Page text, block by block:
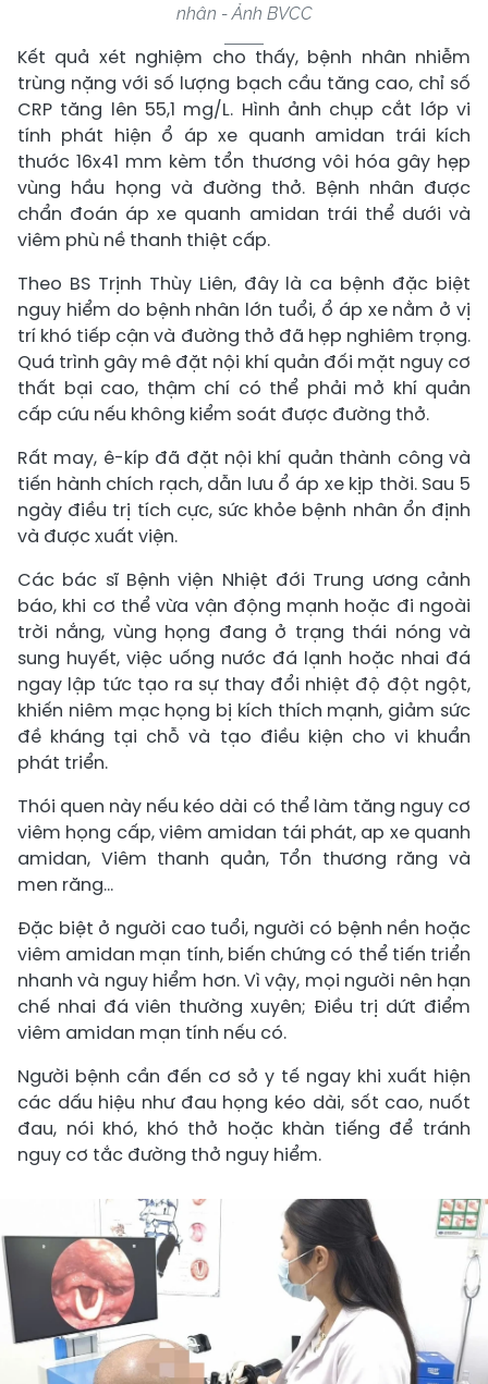
nhân - Ảnh BVCC
Kết quả xét nghiệm cho thấy, bệnh nhân nhiễm
trùng nặng với số lượng bạch cầu tăng cao, chỉ số
CRP tăng lên 55,1 mg/L. Hình ảnh chụp cắt lớp vi
tính phát hiện ổ áp xe quanh amidan trái kích
thước 16x41 mm kèm tổn thương vôi hóa gây hẹp
vùng hầu họng và đường thở. Bệnh nhân được
chẩn đoán áp xe quanh amidan trái thể dưới và
viêm phù nề thanh thiệt cấp.
Theo BS Trịnh Thùy Liên, đây là ca bệnh đặc biệt
nguy hiểm do bệnh nhân lớn tuổi, ổ áp xe nằm ở vị
trí khó tiếp cận và đường thở đã hẹp nghiêm trọng.
Quá trình gây mê đặt nội khí quản đối mặt nguy cơ
thất bại cao, thậm chí có thể phải mở khí quản
cấp cứu nếu không kiểm soát được đường thở.
Rất may, ê-kíp đã đặt nội khí quản thành công và
tiến hành chích rạch, dẫn lưu ổ áp xe kịp thời. Sau 5
ngày điều trị tích cực, sức khỏe bệnh nhân ổn định
và được xuất viện.
Các bác sĩ Bệnh viện Nhiệt đới Trung ương cảnh
báo, khi cơ thể vừa vận động mạnh hoặc đi ngoài
trời nắng, vùng họng đang ở trạng thái nóng và
sung huyết, việc uống nước đá lạnh hoặc nhai đá
ngay lập tức tạo ra sự thay đổi nhiệt độ đột ngột,
khiến niêm mạc họng bị kích thích mạnh, giảm sức
đề kháng tại chỗ và tạo điều kiện cho vi khuẩn
phát triển.
Thói quen này nếu kéo dài có thể làm tăng nguy cơ
viêm họng cấp, viêm amidan tái phát, ap xe quanh
amidan, Viêm thanh quản, Tổn thương răng và
men răng...
Đặc biệt ở người cao tuổi, người có bệnh nền hoặc
viêm amidan mạn tính, biến chứng có thể tiến triển
nhanh và nguy hiểm hơn. Vì vậy, mọi người nên hạn
chế nhai đá viên thường xuyên; Điều trị dứt điểm
viêm amidan mạn tính nếu có.
Người bệnh cần đến cơ sở y tế ngay khi xuất hiện
các dấu hiệu như đau họng kéo dài, sốt cao, nuốt
đau, nói khó, khó thở hoặc khàn tiếng để tránh
nguy cơ tắc đường thở nguy hiểm.